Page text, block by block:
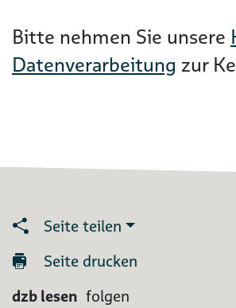
Bitte nehmen Sie unsere
Datenverarbeitung zur
Seite teilen
Seite drucken
dzb lesen folgen